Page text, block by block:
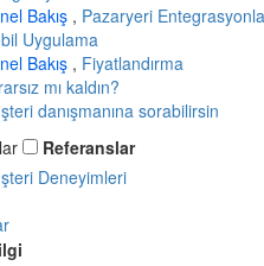
Bakış , Pazaryeri
Uygulama
Bakış , Fiyatlandırma
mı kaldın?
danışmanına sorabilirsin
Referanslar
Deneyimleri